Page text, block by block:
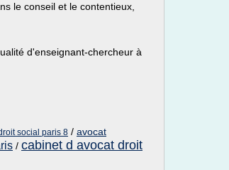
le conseil et le contentieux,
d'enseignant-chercheur à
social paris 8 / avocat
/ cabinet d avocat droit